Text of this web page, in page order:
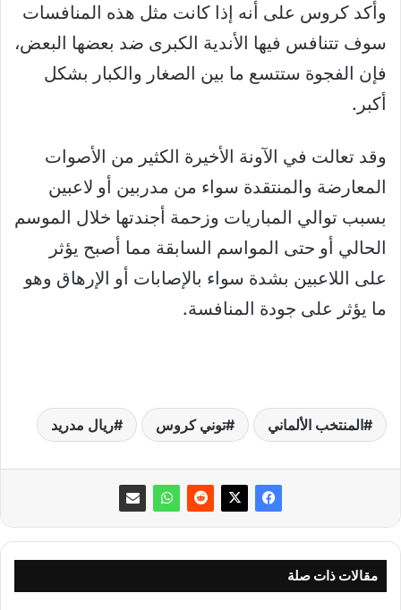
وأكد كروس على أنه إذا كانت مثل هذه المنافسات
سوف تتنافس فيها الأندية الكبرى ضد بعضها البعض،
فإن الفجوة ستتسع ما بين الصغار والكبار بشكل
أكبر.
وقد تعالت في الآونة الأخيرة الكثير من الأصوات
المعارضة والمنتقدة سواء من مدربين أو لاعبين
بسبب توالي المباريات وزحمة أجندتها خلال الموسم
الحالي أو حتى المواسم السابقة مما أصبح يؤثر
على اللاعبين بشدة سواء بالإصابات أو الإرهاق وهو
ما يؤثر على جودة المنافسة.
المنتخب الألماني توني كروس ريال مدريد
مقالات ذات صلة